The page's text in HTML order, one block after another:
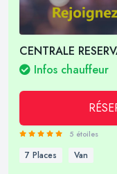
CENTRALE
Infos chauffeur
5 étoiles
7 Places Van